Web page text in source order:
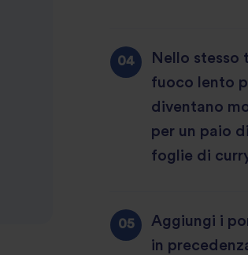
Nello stesso
fuoco lento
diventano
per un paio
foglie di
Aggiungi i
in